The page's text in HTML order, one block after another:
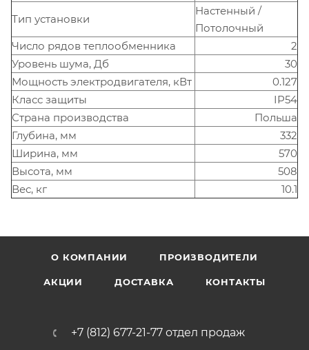
Тип установки
Настенный /
Потолочный
Число рядов теплообменника
2
Уровень шума, Дб
30
Мощность электродвигателя, кВт
0.127
Класс защиты
IP54
Страна производства
Польша
Глубина, мм
332
Ширина, мм
570
Высота, мм
508
Вес, кг
10.1
О КОМПАНИИ ПРОИЗВОДИТЕЛИ
АКЦИИ ДОСТАВКА КОНТАКТЫ
+7 (812) 677-21-77 отдел продаж